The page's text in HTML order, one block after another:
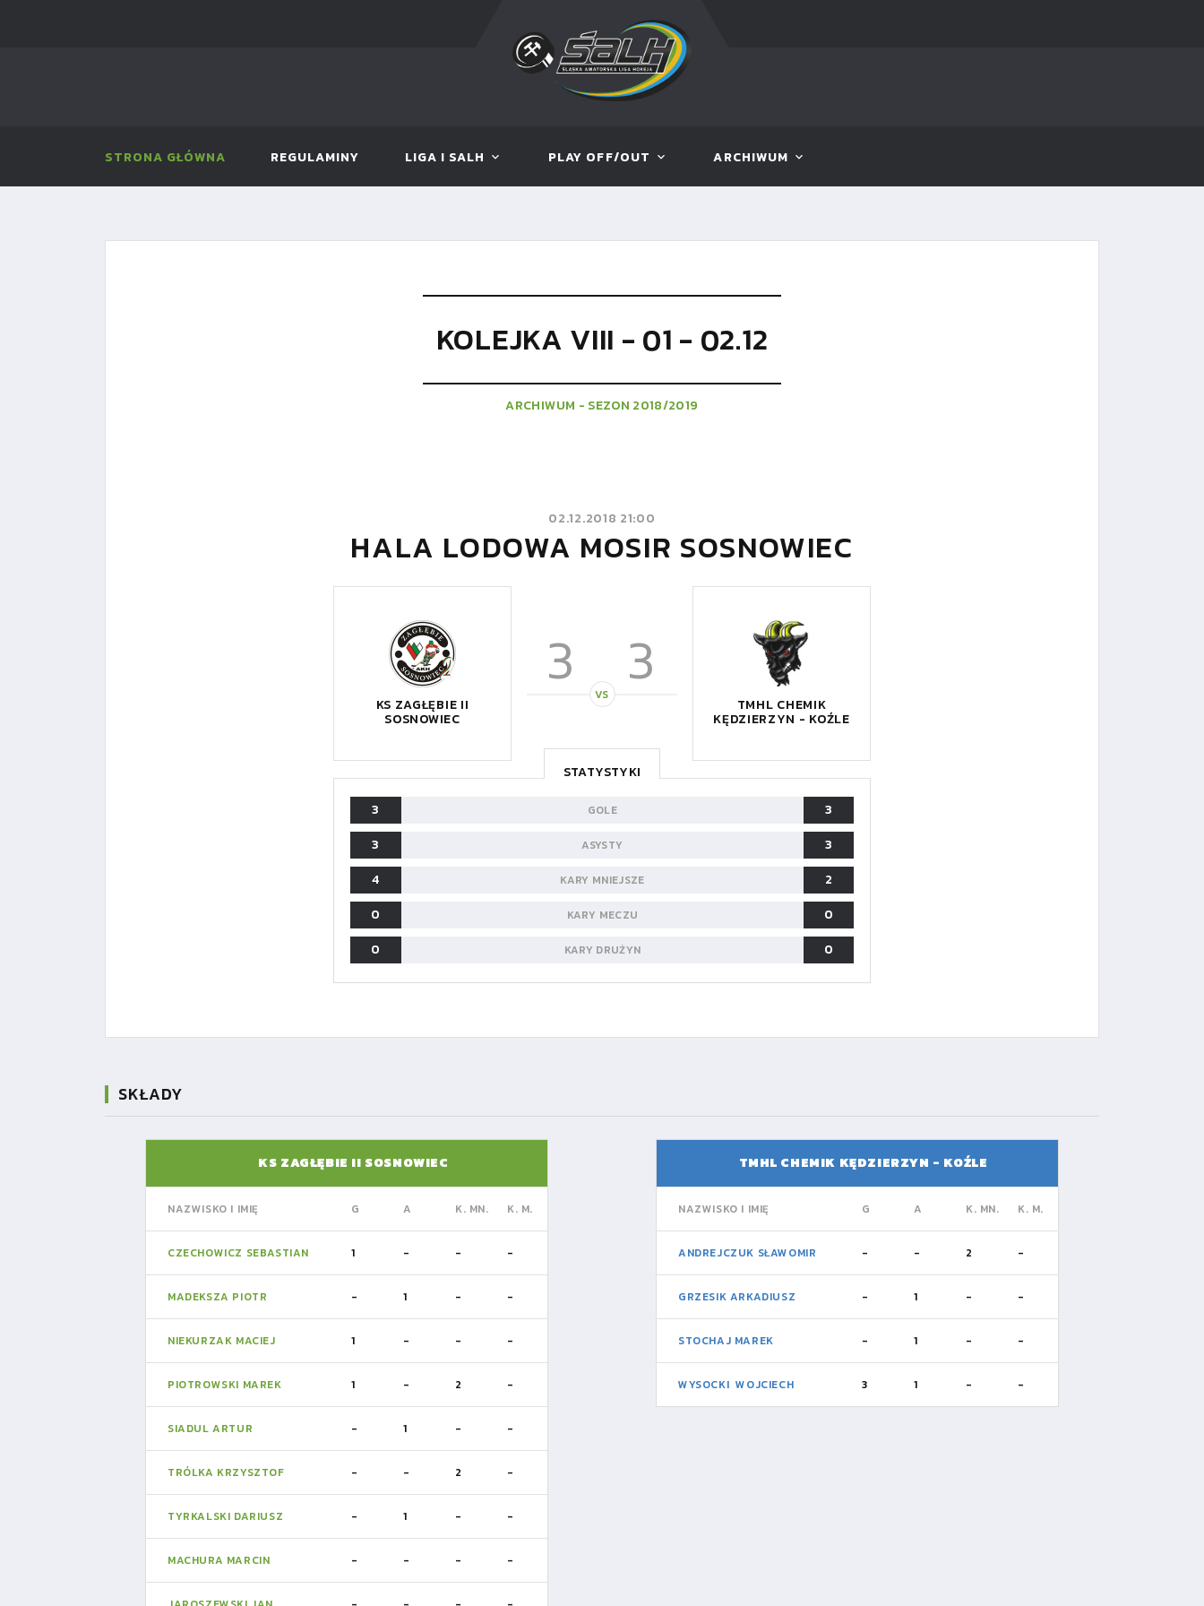
STRONA GŁÓWNA REGULAMINY LIGA I SALH PLAY OFF/OUT ARCHIWUM
KOLEJKA VIII - 01 - 02.12
ARCHIWUM - SEZON 2018/2019
02.12.2018 21:00
HALA LODOWA MOSIR SOSNOWIEC
KS ZAGŁĘBIE II
SOSNOWIEC
3 3
VS
TMHL CHEMIK
KĘDZIERZYN - KOŹLE
STATYSTYKI
3
GOLE
3
3
ASYSTY
3
4
KARY MNIEJSZE
2
0
KARY MECZU
0
0
KARY DRUŻYN 0
SKŁADY
KS ZAGŁĘBIE II SOSNOWIEC
NAZWISKO I IMIĘ G A K. MN. K. M.
CZECHOWICZ SEBASTIAN 1 - - -
MADEKSZA PIOTR - 1 - -
NIEKURZAK MACIEJ 1 - - -
PIOTROWSKI MAREK 1 - 2 -
SIADUL ARTUR - 1 - -
TRÓLKA KRZYSZTOF - - 2 -
TYRKALSKI DARIUSZ - 1 - -
MACHURA MARCIN - - - -
TMHL CHEMIK KĘDZIERZYN - KOŹLE
NAZWISKO I IMIĘ G A K. MN. K. M.
ANDREJCZUK SŁAWOMIR - - 2 -
GRZESIK ARKADIUSZ - 1 - -
STOCHAJ MAREK - 1 - -
WYSOCKI WOJCIECH 3 1 - -